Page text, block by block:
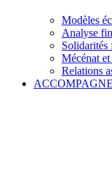
Modèles
Analyse
Solidarités
Mécénat
Relations